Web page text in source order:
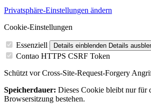
Privatsphäre-Einstellungen ändern
Cookie-Einstellungen
Essenziell Details einblenden Details
Contao HTTPS CSRF Token
Schützt vor Cross-Site-Request-Forgery
Speicherdauer: Dieses Cookie bleibt nur für
Browsersitzung bestehen.